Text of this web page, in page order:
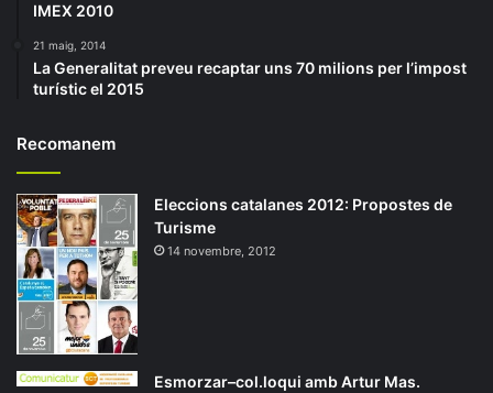
IMEX 2010
21 maig, 2014
La Generalitat preveu recaptar uns 70 milions per l’impost
turístic el 2015
Recomanem
Eleccions catalanes 2012: Propostes de
Turisme
14 novembre, 2012
Esmorzar–col.loqui amb Artur Mas.